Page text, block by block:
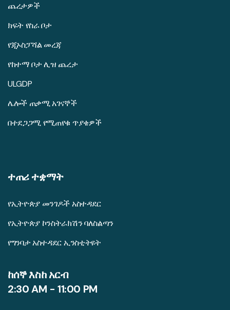
ጨረታዎች
ክፍት የስራ ቦታ
የጂኦስፓሻል መረጃ
የከተማ ቦታ ሊዝ ጨረታ
ULGDP
ሌሎች ጠቃሚ አገናኞች
በተደጋጋሚ የሚጠየቁ ጥያቄዎች
ተጠሪ ተቋማት
የኢትዮጵያ መንገዶች አስተዳደር
የኢትዮጵያ ኮንስትራክሽን ባለስልጣን
የግንባታ አስተዳደር ኢንስቲትዩት
ከሰኞ እስከ አርብ
2:30 AM - 11:00 PM